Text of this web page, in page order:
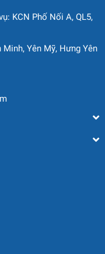
KCN Phố Nối A, QL5,
Yên Mỹ, Hưng Yên